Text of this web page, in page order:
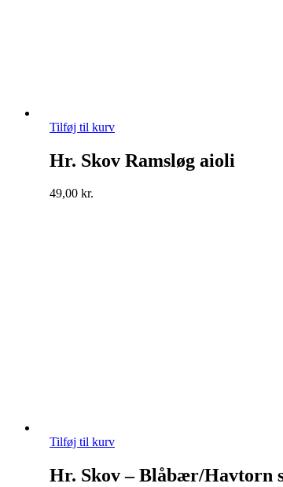
Tilføj til kurv
Hr. Skov Ramsløg aioli
49,00 kr.
Tilføj til kurv
Hr. Skov – Blåbær/Havtorn